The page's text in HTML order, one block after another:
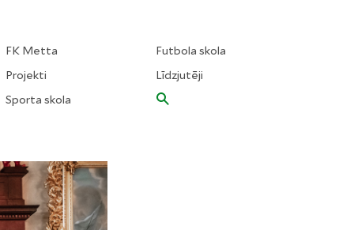
FK Metta
Projekti
Sporta skola
Futbola skola
Līdzjutēji